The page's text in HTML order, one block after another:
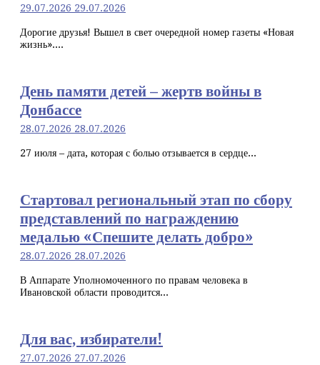
29.07.2026 29.07.2026
Дорогие друзья! Вышел в свет очередной номер газеты «Новая
жизнь»....
День памяти детей – жертв войны в
Донбассе
28.07.2026 28.07.2026
27 июля – дата, которая с болью отзывается в сердце...
Стартовал региональный этап по сбору
представлений по награждению
медалью «Спешите делать добро»
28.07.2026 28.07.2026
В Аппарате Уполномоченного по правам человека в
Ивановской области проводится...
Для вас, избиратели!
27.07.2026 27.07.2026